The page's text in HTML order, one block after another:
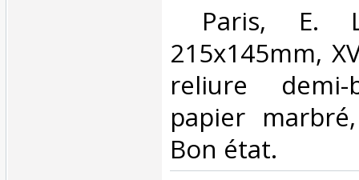
Paris, E.
215x145mm,
reliure demi-
papier
Bon état. ‎